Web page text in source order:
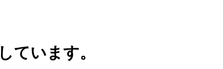
ています。